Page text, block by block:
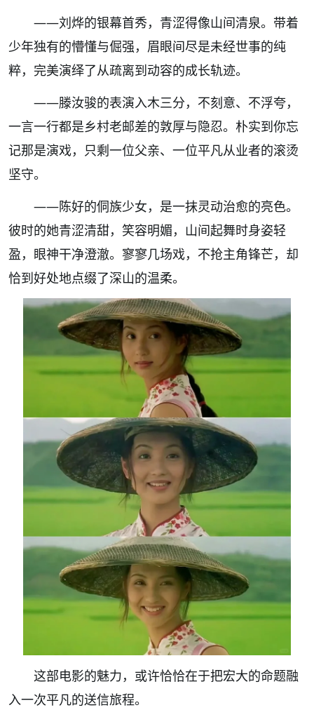
——刘烨的银幕首秀，青涩得像山间清泉。带着
少年独有的懵懂与倔强，眉眼间尽是未经世事的纯
粹，完美演绎了从疏离到动容的成长轨迹。
——滕汝骏的表演入木三分，不刻意、不浮夸，
一言一行都是乡村老邮差的敦厚与隐忍。朴实到你忘
记那是演戏，只剩一位父亲、一位平凡从业者的滚烫
坚守。
——陈好的侗族少女，是一抹灵动治愈的亮色。
彼时的她青涩清甜，笑容明媚，山间起舞时身姿轻
盈，眼神干净澄澈。寥寥几场戏，不抢主角锋芒，却
恰到好处地点缀了深山的温柔。
这部电影的魅力，或许恰恰在于把宏大的命题融
入一次平凡的送信旅程。